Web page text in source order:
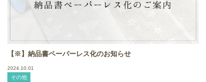
【※】納品書ペーパーレス化のお知らせ
2024.10.01
その他